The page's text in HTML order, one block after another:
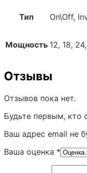
Тип On\Off,
Мощность 12, 18,
Отзывы
Отзывов пока нет.
Будьте первым, кто
Ваш адрес email не
Ваша оценка *